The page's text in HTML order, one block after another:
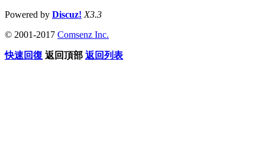
Powered by Discuz! X3.3
© 2001-2017 Comsenz Inc.
快速回復 返回頂部 返回列表